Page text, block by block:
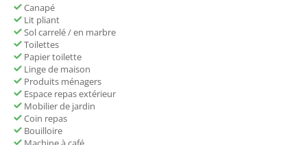
Canapé
Lit pliant
Sol carrelé / en marbre
Toilettes
Papier toilette
Linge de maison
Produits ménagers
Espace repas extérieur
Mobilier de jardin
Coin repas
Bouilloire